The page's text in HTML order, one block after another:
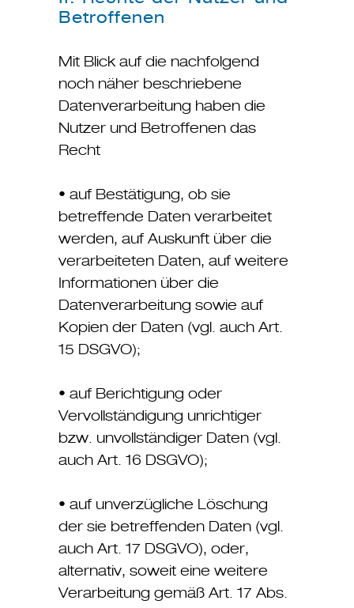
Betroffenen
Mit Blick auf die nachfolgend
noch näher beschriebene
Datenverarbeitung haben die
Nutzer und Betroffenen das
Recht
• auf Bestätigung, ob sie
betreffende Daten verarbeitet
werden, auf Auskunft über die
verarbeiteten Daten, auf weitere
Informationen über die
Datenverarbeitung sowie auf
Kopien der Daten (vgl. auch Art.
15 DSGVO);
• auf Berichtigung oder
Vervollständigung unrichtiger
bzw. unvollständiger Daten (vgl.
auch Art. 16 DSGVO);
• auf unverzügliche Löschung
der sie betreffenden Daten (vgl.
auch Art. 17 DSGVO), oder,
alternativ, soweit eine weitere
Verarbeitung gemäß Art. 17 Abs.